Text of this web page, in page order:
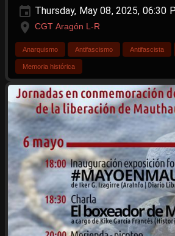
Thursday, May 08, 2025, 06:30
CGT Aragón L-R
Anarquismo Antifascismo Antifascista
Memoria histórica